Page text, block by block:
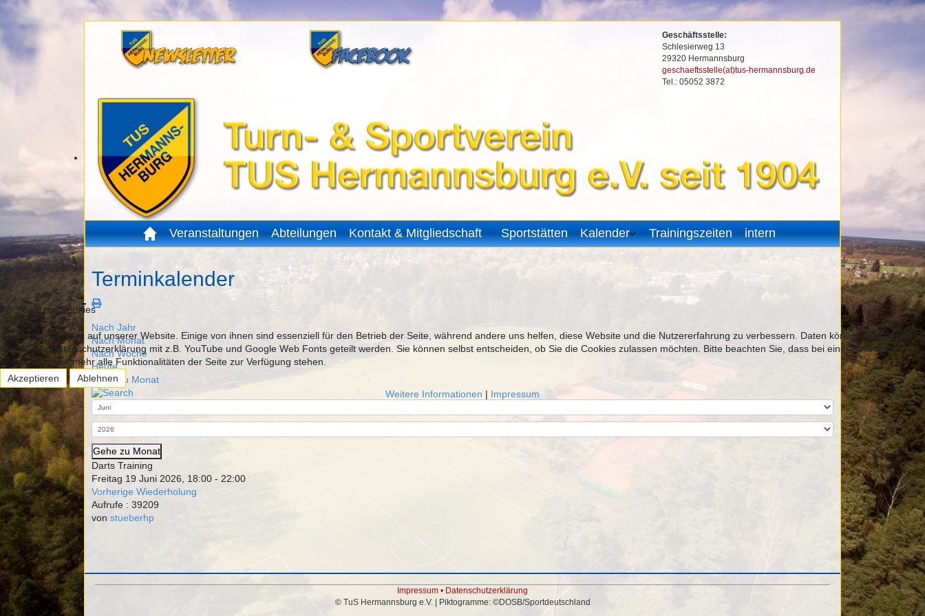
Geschäftsstelle:
Schlesierweg 13
29320 Hermannsburg
geschaeftsstelle(at)tus-hermannsburg.de
Tel.: 05052 3872
Veranstaltungen Abteilungen Kontakt & Mitgliedschaft Sportstätten Kalender Trainingszeiten intern
Terminkalender
Nach Jahr
Nach Monat
Nach Woche
Heute
Gehe zu Monat
Gehe zu Monat
Darts Training
Freitag 19 Juni 2026, 18:00 - 22:00
Vorherige Wiederholung
Aufrufe : 39209
von stueberhp
Impressum • Datenschutzerklärung
© TuS Hermannsburg e.V. | Piktogramme: ©DOSB/Sportdeutschland
Wir benutzen Cookies
Bitte beachten Sie:
Wir nutzen Cookies auf unserer Website. Einige von ihnen sind essenziell für den Betrieb der Seite, während andere uns helfen, diese Website und die Nutzererfahrung zu verbessern. Daten können mit Diensten
gemäß der Datenschutzerklärung mit z.B. YouTube und Google Web Fonts geteilt werden. Sie können selbst entscheiden, ob Sie die Cookies zulassen möchten. Bitte beachten Sie, dass bei einer Ablehnung
womöglich nicht mehr alle Funktionalitäten der Seite zur Verfügung stehen.
Akzeptieren
Ablehnen
Weitere Informationen | Impressum